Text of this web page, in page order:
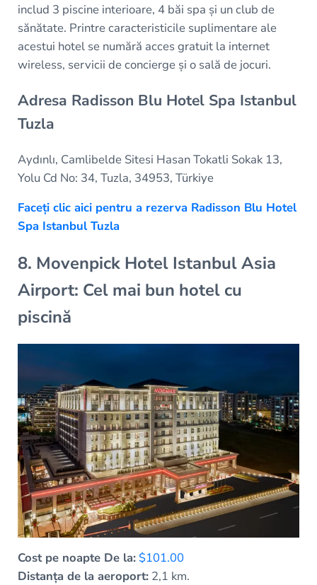
includ 3 piscine interioare, 4 băi spa și un club de
sănătate. Printre caracteristicile suplimentare ale
acestui hotel se numără acces gratuit la internet
wireless, servicii de concierge și o sală de jocuri.
Adresa Radisson Blu Hotel Spa Istanbul
Tuzla
Aydınlı, Camlibelde Sitesi Hasan Tokatli Sokak 13,
Yolu Cd No: 34, Tuzla, 34953, Türkiye
Faceți clic aici pentru a rezerva Radisson Blu Hotel
Spa Istanbul Tuzla
8. Movenpick Hotel Istanbul Asia
Airport: Cel mai bun hotel cu
piscină
Cost pe noapte De la: $101.00
Distanța de la aeroport:2,1 km.